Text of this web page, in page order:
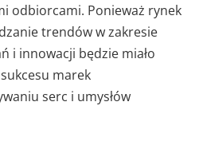
odbiorcami. Ponieważ rynek
trendów w zakresie
i innowacji będzie miało
marek
serc i umysłów